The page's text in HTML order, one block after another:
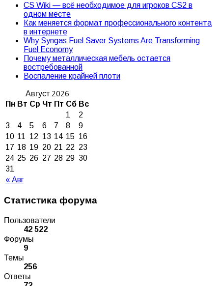
CS Wiki — всё необходимое для игроков CS2 в
одном месте
Как меняется формат профессионального контента
в интернете
Why Syngas Fuel Saver Systems Are Transforming
Fuel Economy
Почему металлическая мебель остается
востребованной
Воспаление крайней плоти
Август 2026
Пн Вт Ср Чт Пт Сб Вс
« Авг
1
2
3
4 5 6 7 8
9
10 11 12 13 14 15 16
17 18 19 20 21 22 23
24 25 26 27 28 29 30
31
Статистика форума
Пользователи
42 522
Форумы
9
Темы
256
Ответы